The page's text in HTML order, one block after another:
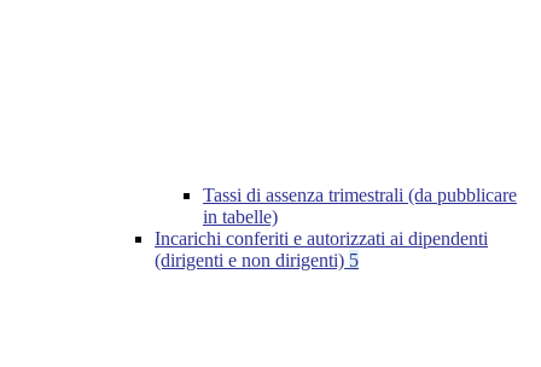
Tassi di assenza trimestrali (da pubblicare
in tabelle)
Incarichi conferiti e autorizzati ai dipendenti
(dirigenti e non dirigenti) 5